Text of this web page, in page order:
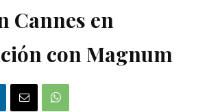
Cannes en
con Magnum